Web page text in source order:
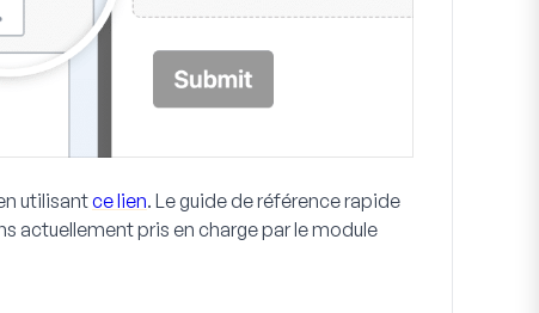
utilisantce lien. Le guide de référence rapide
actuellement pris en charge par le module